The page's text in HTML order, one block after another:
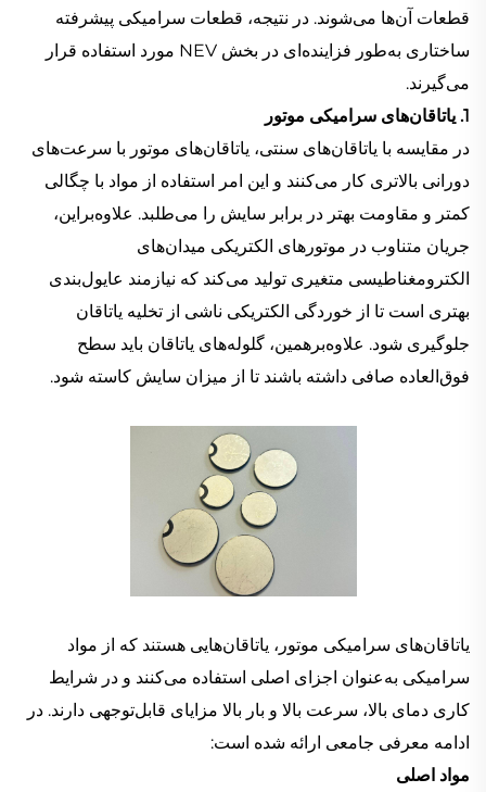
قطعات آن‌ها می‌شوند. در نتیجه، قطعات سرامیکی پیشرفته
ساختاری به‌طور فزاینده‌ای در بخش NEV مورد استفاده قرار
می‌گیرند.
1. یاتاقان‌های سرامیکی موتور
در مقایسه با یاتاقان‌های سنتی، یاتاقان‌های موتور با سرعت‌های
دورانی بالاتری کار می‌کنند و این امر استفاده از مواد با چگالی
کمتر و مقاومت بهتر در برابر سایش را می‌طلبد. علاوه‌براین،
جریان متناوب در موتورهای الکتریکی میدان‌های
الکترومغناطیسی متغیری تولید می‌کند که نیازمند عایول‌بندی
بهتری است تا از خوردگی الکتریکی ناشی از تخلیه یاتاقان
جلوگیری شود. علاوه‌برهمین، گلوله‌های یاتاقان باید سطح
فوق‌العاده صافی داشته باشند تا از میزان سایش کاسته شود.
یاتاقان‌های سرامیکی موتور، یاتاقان‌هایی هستند که از مواد
سرامیکی به‌عنوان اجزای اصلی استفاده می‌کنند و در شرایط
کاری دمای بالا، سرعت بالا و بار بالا مزایای قابل‌توجهی دارند. در
ادامه معرفی جامعی ارائه شده است:
مواد اصلی